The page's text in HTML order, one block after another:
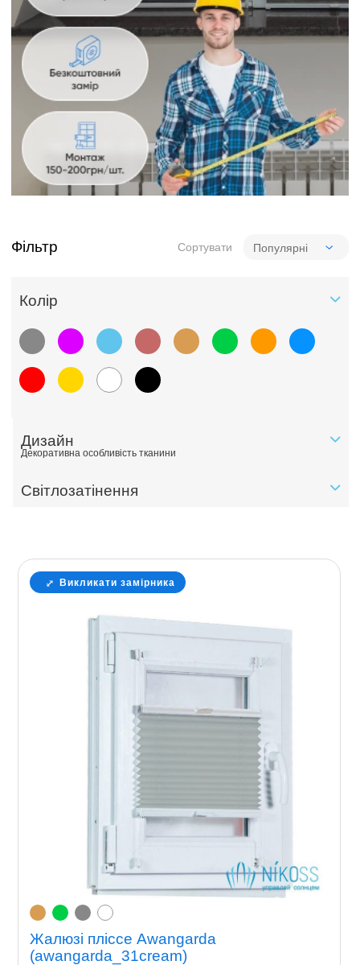
Фільтр Сортувати
Колiр
Дизайн
Декоративна особливість тканини
Світлозатінення
Викликати замірника
Жалюзі пліссе Awangarda
(awangarda_31cream)